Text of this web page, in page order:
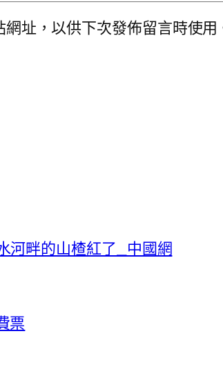
址，以供下次發佈留言時使用
河畔的山楂紅了_中國網
票